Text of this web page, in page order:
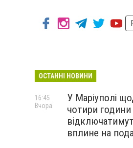
ОСТАННІ НОВИНИ
У Маріуполі
чотири години
вплине на
16:45
Вчора